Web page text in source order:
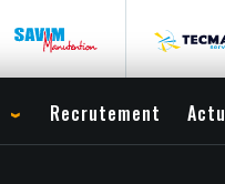
Recrutement